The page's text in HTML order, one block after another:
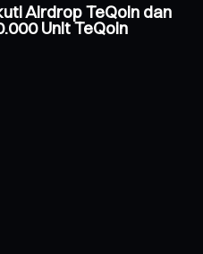
Airdrop TeQoin dan
Unit TeQoin